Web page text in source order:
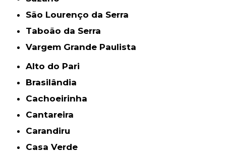
São Lourenço da Serra
Taboão da Serra
Vargem Grande Paulista
Alto do Pari
Brasilândia
Cachoeirinha
Cantareira
Carandiru
Casa Verde